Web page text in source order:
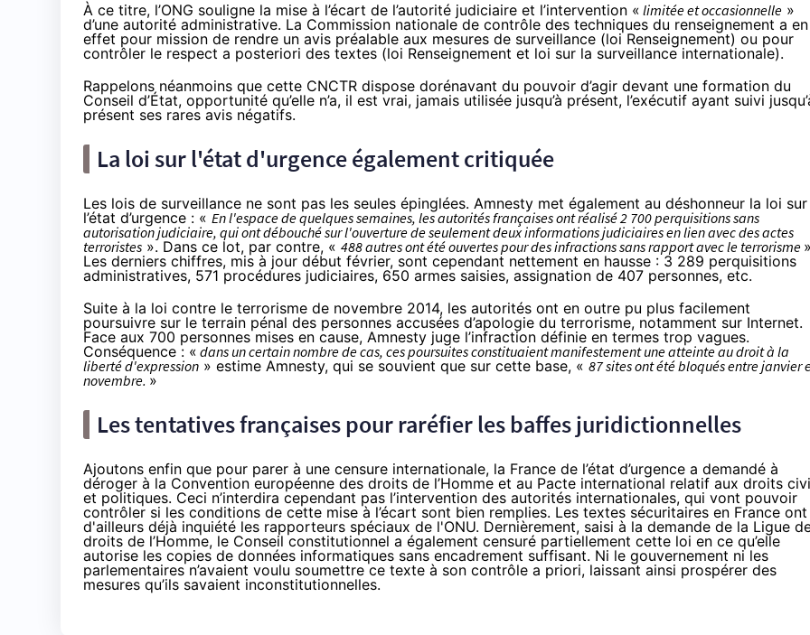
À ce titre, l’ONG souligne la mise à l’écart de l’autorité judiciaire et l’intervention « limitée et occasionnelle »
d’une autorité administrative. La Commission nationale de contrôle des techniques du renseignement a en
effet pour mission de rendre un avis préalable aux mesures de surveillance (loi Renseignement) ou pour
contrôler le respect a posteriori des textes (loi Renseignement et loi sur la surveillance internationale).
Rappelons néanmoins que cette CNCTR dispose dorénavant du pouvoir d’agir devant une formation du
Conseil d’État, opportunité qu’elle n’a, il est vrai, jamais utilisée jusqu’à présent, l’exécutif ayant suivi
présent ses rares avis négatifs.
La loi sur l'état d'urgence également critiquée
Les lois de surveillance ne sont pas les seules épinglées. Amnesty met également au déshonneur la loi sur
l’état d’urgence : « En l'espace de quelques semaines, les autorités françaises ont réalisé 2 700 perquisitions sans
autorisation judiciaire, qui ont débouché sur l'ouverture de seulement deux informations judiciaires en lien avec des actes
terroristes ». Dans ce lot, par contre, « 488 autres ont été ouvertes pour des infractions sans rapport avec le terrorisme
Les derniers chiffres, mis à jour début février, sont cependant nettement en hausse : 3 289 perquisitions
administratives, 571 procédures judiciaires, 650 armes saisies, assignation de 407 personnes, etc.
Suite à la loi contre le terrorisme de novembre 2014, les autorités ont en outre pu plus facilement
poursuivre sur le terrain pénal des personnes accusées d’apologie du terrorisme, notamment sur Internet.
Face aux 700 personnes mises en cause, Amnesty juge l’infraction définie en termes trop vagues.
Conséquence : « dans un certain nombre de cas, ces poursuites constituaient manifestement une atteinte au droit à la
liberté d'expression » estime Amnesty, qui se souvient que sur cette base, « 87 sites ont été bloqués entre janvier
novembre. »
Les tentatives françaises pour raréfier les baffes juridictionnelles
Ajoutons enfin que pour parer à une censure internationale, la France de l’état d’urgence a demandé à
déroger à la Convention européenne des droits de l’Homme et au Pacte international relatif aux droits
et politiques. Ceci n’interdira cependant pas l’intervention des autorités internationales, qui vont pouvoir
contrôler si les conditions de cette mise à l’écart sont bien remplies. Les textes sécuritaires en France ont
d'ailleurs déjà inquiété les rapporteurs spéciaux de l'ONU. Dernièrement, saisi à la demande de la Ligue
droits de l’Homme, le Conseil constitutionnel a également censuré partiellement cette loi en ce qu’elle
autorise les copies de données informatiques sans encadrement suffisant. Ni le gouvernement ni les
parlementaires n’avaient voulu soumettre ce texte à son contrôle a priori, laissant ainsi prospérer des
mesures qu’ils savaient inconstitutionnelles.